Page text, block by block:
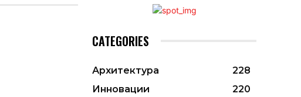
CATEGORIES
Архитектура
228
Инновации
220